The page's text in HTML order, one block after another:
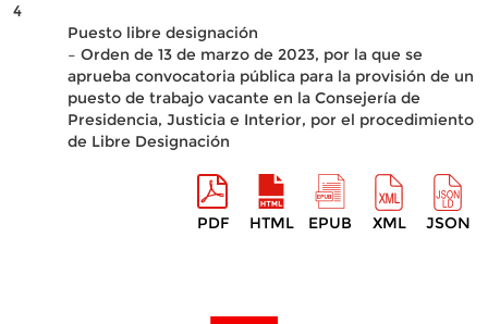
4
Puesto libre designación
– Orden de 13 de marzo de 2023, por la que se
aprueba convocatoria pública para la provisión de un
puesto de trabajo vacante en la Consejería de
Presidencia, Justicia e Interior, por el procedimiento
de Libre Designación
PDF HTML EPUB XML JSON